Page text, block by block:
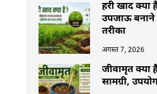
हरी खाद क्या
उपजाऊ बनाने
तरीका
अगस्त 7, 2026
जीवामृत क्या
सामग्री,